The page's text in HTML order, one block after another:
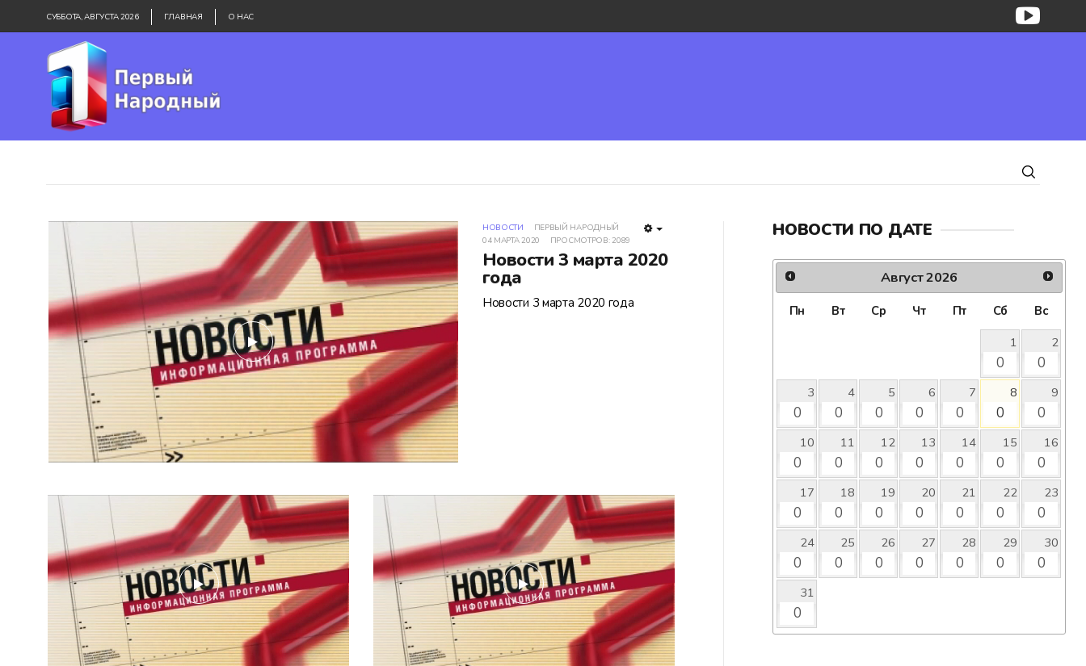
СУББОТА, АВГУСТА 2026 ГЛАВНАЯ О НАС
play
НОВОСТИ
ПЕРВЫЙ НАРОДНЫЙ
04 МАРТА 2020
ПРОСМОТРОВ: 2089
Новости 3 марта 2020
года
Новости 3 марта 2020 года
play play
НОВОСТИ ПО ДАТЕ
Август2026
Пн Вт Ср Чт Пт Сб
Вс
1
0
2
0
3
0
4
0
5
0
6
0
7
0
8
0
9
0
10
0
11
0
12
0
13
0
14
0
15
0
16
0
17
0
18
0
19
0
20
0
21
0
22
0
23
0
24
0
25
0
26
0
27
0
28
0
29
0
30
0
31
0